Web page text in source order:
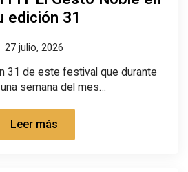
edición 31
27 julio, 2026
31 de este festival que durante
semana del mes…
Leer más